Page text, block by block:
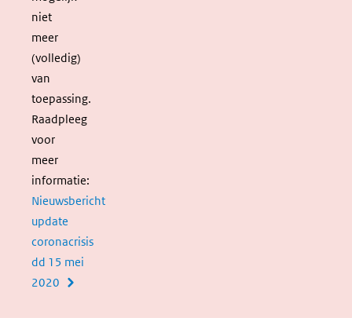
niet
meer
(volledig)
van
toepassing.
Raadpleeg
voor
meer
informatie:
Nieuwsbericht
update
coronacrisis
dd 15 mei
2020